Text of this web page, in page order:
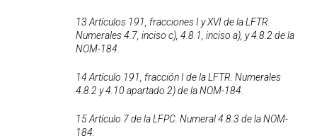
13 Artículos 191, fracciones I y XVI de la LFTR.
Numerales 4.7, inciso c), 4.8.1, inciso a), y 4.8.2 de la
NOM-184.
14 Artículo 191, fracción I de la LFTR. Numerales
4.8.2 y 4.10 apartado 2) de la NOM-184.
15 Artículo 7 de la LFPC. Numeral 4.8.3 de la NOM-
184.